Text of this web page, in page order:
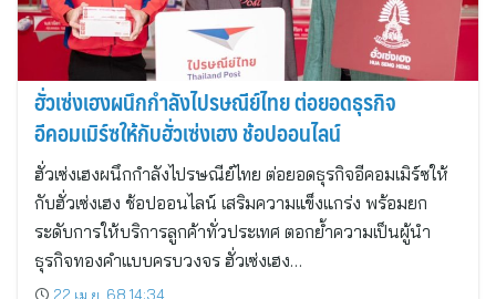
ฮั่วเซ่งเฮงผนึกกำลังไปรษณีย์ไทย ต่อยอดธุรกิจ
อีคอมเมิร์ซให้กับฮั่วเซ่งเฮง ช้อปออนไลน์
ฮั่วเซ่งเฮงผนึกกำลังไปรษณีย์ไทย ต่อยอดธุรกิจอีคอมเมิร์ซให้
กับฮั่วเซ่งเฮง ช้อปออนไลน์ เสริมความแข็งแกร่ง พร้อมยก
ระดับการให้บริการลูกค้าทั่วประเทศ ตอกย้ำความเป็นผู้นำ
ธุรกิจทองคำแบบครบวงจร ฮั่วเซ่งเฮง…
22 เม.ย. 68 14:34